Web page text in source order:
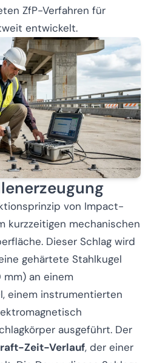
ZfP-Verfahren für
entwickelt.
von Impact-
kurzzeitigen mechanischen
Dieser Schlag wird
gehärtete Stahlkugel
an einem
einem instrumentierten
ausgeführt. Der
Zeit-Verlauf, der einer